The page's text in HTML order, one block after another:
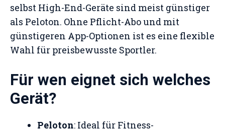
selbst High-End-Geräte sind meist günstiger
als Peloton. Ohne Pflicht-Abo und mit
günstigeren App-Optionen ist es eine flexible
Wahl für preisbewusste Sportler.
Für wen eignet sich welches
Gerät?
Peloton: Ideal für Fitness-